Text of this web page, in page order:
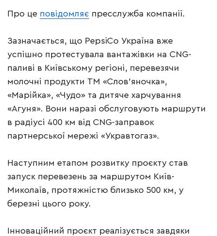
Про це повідомляє пресслужба компанії.
Зазначається, що PepsiCo Україна вже
успішно протестувала вантажівки на CNG-
паливі в Київському регіоні, перевезячи
молочні продукти ТМ «Слов’яночка»,
«Марійка», «Чудо» та дитяче харчування
«Агуня». Вони наразі обслуговують маршрути
в радіусі 400 км від CNG-заправок
партнерської мережі «Укравтогаз».
Наступним етапом розвитку проєкту став
запуск перевезень за маршрутом Київ-
Миколаїв, протяжністю близько 500 км, у
березні цього року.
Інноваційний проєкт реалізується завдяки